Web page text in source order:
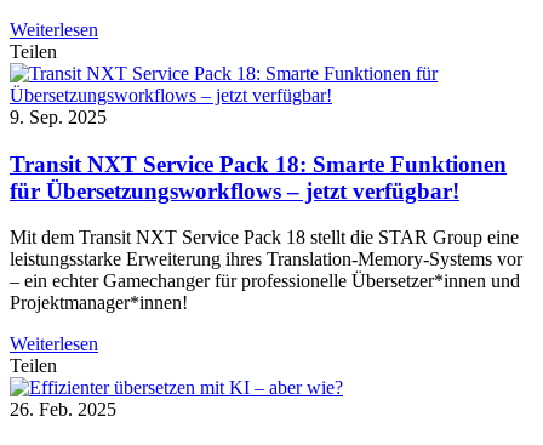
Weiterlesen
Teilen
9. Sep. 2025
Transit NXT Service Pack 18: Smarte Funktionen
für Übersetzungsworkflows – jetzt verfügbar!
Mit dem Transit NXT Service Pack 18 stellt die STAR Group eine
leistungsstarke Erweiterung ihres Translation-Memory-Systems vor
– ein echter Gamechanger für professionelle Übersetzer*innen und
Projektmanager*innen!
Weiterlesen
Teilen
26. Feb. 2025